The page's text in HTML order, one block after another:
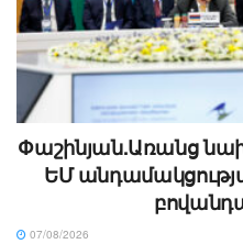
Փաշինյան.Առանց
ԵՄ
07/08/2026